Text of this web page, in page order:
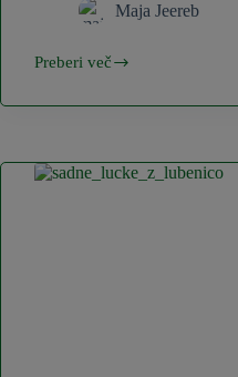
Maja Jeereb
Preberi več
5
za
lubenice